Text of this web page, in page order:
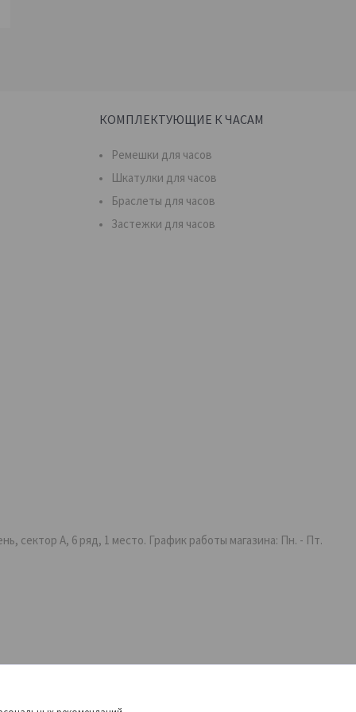
КОМПЛЕКТУЮЩИЕ К ЧАСАМ
Ремешки для часов
Шкатулки для часов
Браслеты для часов
Застежки для часов
сектор А, 6 ряд, 1 место. График работы магазина: Пн. - Пт.